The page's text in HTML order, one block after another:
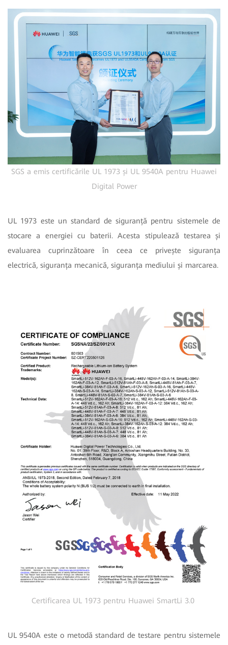
SGS a emis certificările UL 1973 și UL 9540A pentru Huawei
Digital Power
UL 1973 este un standard de siguranță pentru sistemele de
stocare a energiei cu baterii. Acesta stipulează testarea și
evaluarea cuprinzătoare în ceea ce privește siguranța
electrică, siguranța mecanică, siguranța mediului și marcarea.
Certificarea UL 1973 pentru Huawei SmartLi 3.0
UL 9540A este o metodă standard de testare pentru sistemele